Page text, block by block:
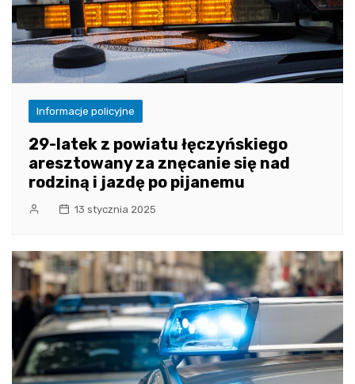
Informacje policyjne
29-latek z powiatu łęczyńskiego
aresztowany za znęcanie się nad
rodziną i jazdę po pijanemu
13 stycznia 2025